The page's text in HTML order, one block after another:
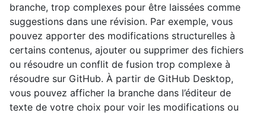
branche, trop complexes pour être laissées comme
suggestions dans une révision. Par exemple, vous
pouvez apporter des modifications structurelles à
certains contenus, ajouter ou supprimer des fichiers
ou résoudre un conflit de fusion trop complexe à
résoudre sur GitHub. À partir de GitHub Desktop,
vous pouvez afficher la branche dans l’éditeur de
texte de votre choix pour voir les modifications ou